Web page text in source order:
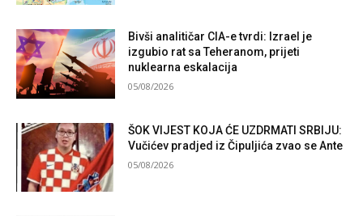
Bivši analitičar CIA-e tvrdi: Izrael je
izgubio rat sa Teheranom, prijeti
nuklearna eskalacija
05/08/2026
ŠOK VIJEST KOJA ĆE UZDRMATI SRBIJU:
Vučićev pradjed iz Čipuljića zvao se Ante
05/08/2026